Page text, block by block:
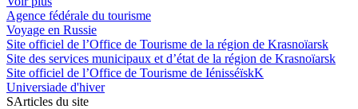
Agence fédérale du tourisme
Voyage en Russie
Site officiel de l’Office de Tourisme de la région de Krasnoïarsk
Site des services municipaux et d’état de la région de Krasnoïarsk
Site officiel de l’Office de Tourisme de IénisséïskK
Universiade d'hiver
SArticles du site